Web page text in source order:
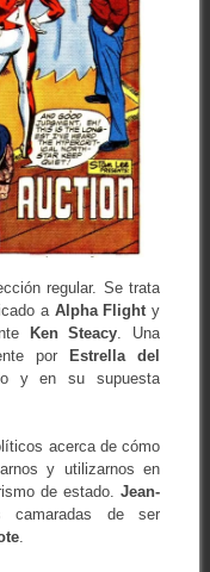
regular. Se trata
a Alpha Flight y
Ken Steacy . Una
por
Estrella del
y en su supuesta
acerca de cómo
y utilizarnos en
de estado.Jean-
de ser
.